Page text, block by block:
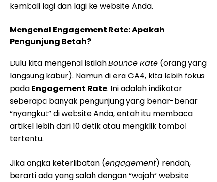
kembali lagi dan lagi ke website Anda.
Mengenal Engagement Rate: Apakah
Pengunjung Betah?
Dulu kita mengenal istilahBounce Rate (orang yang
langsung kabur). Namun di era GA4, kita lebih fokus
pada Engagement Rate. Ini adalah indikator
seberapa banyak pengunjung yang benar-benar
“nyangkut” di website Anda, entah itu membaca
artikel lebih dari 10 detik atau mengklik tombol
tertentu.
Jika angka keterlibatan (engagement) rendah,
berarti ada yang salah dengan “wajah” website